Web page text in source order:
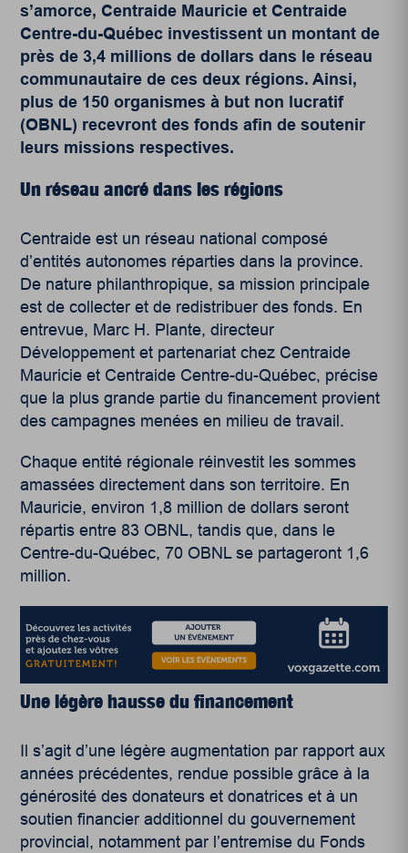
s’amorce, Centraide Mauricie et Centraide
Centre-du-Québec investissent un montant de
près de 3,4 millions de dollars dans le réseau
communautaire de ces deux régions. Ainsi,
plus de 150 organismes à but non lucratif
(OBNL) recevront des fonds afin de soutenir
leurs missions respectives.
Un réseau ancré dans les régions
Centraide est un réseau national composé
d’entités autonomes réparties dans la province.
De nature philanthropique, sa mission principale
est de collecter et de redistribuer des fonds. En
entrevue, Marc H. Plante, directeur
Développement et partenariat chez Centraide
Mauricie et Centraide Centre-du-Québec, précise
que la plus grande partie du financement provient
des campagnes menées en milieu de travail.
Chaque entité régionale réinvestit les sommes
amassées directement dans son territoire. En
Mauricie, environ 1,8 million de dollars seront
répartis entre 83 OBNL, tandis que, dans le
Centre-du-Québec, 70 OBNL se partageront 1,6
million.
Une légère hausse du financement
Il s’agit d’une légère augmentation par rapport aux
années précédentes, rendue possible grâce à la
générosité des donateurs et donatrices et à un
soutien financier additionnel du gouvernement
provincial, notamment par l’entremise du Fonds